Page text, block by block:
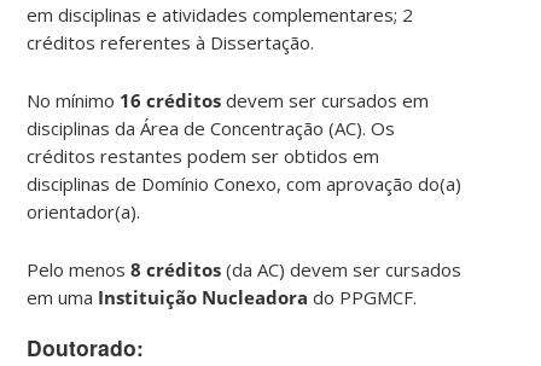
em disciplinas e atividades complementares; 2
créditos referentes à Dissertação.
No mínimo 16 créditos devem ser cursados em
disciplinas da Área de Concentração (AC). Os
créditos restantes podem ser obtidos em
disciplinas de Domínio Conexo, com aprovação do(a)
orientador(a).
Pelo menos8 créditos (da AC) devem ser cursados
em uma Instituição Nucleadora do PPGMCF.
Doutorado: